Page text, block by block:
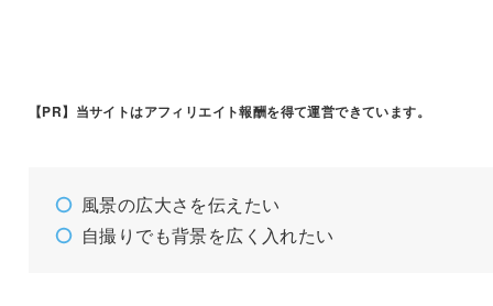
【PR】 当サイトはアフィリエイト報酬を得て運営できています。
風景の広大さを伝えたい
自撮りでも背景を広く入れたい